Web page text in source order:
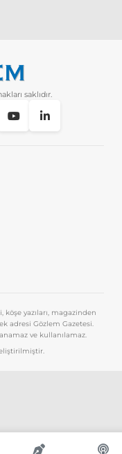
saklıdır.
yazıları, magazinden
adresi Gözlem Gazetesi.
ve kullanılamaz.